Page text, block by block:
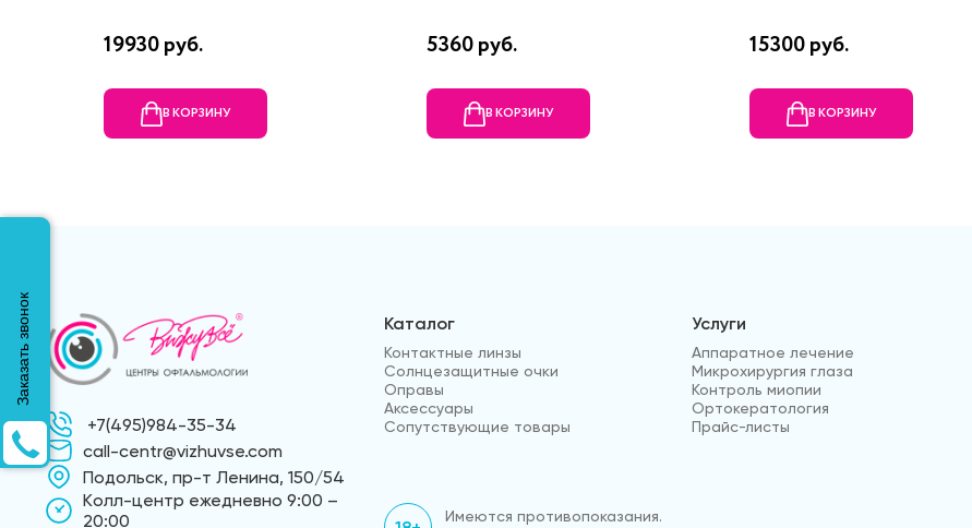
19930 руб.
В КОРЗИНУ
5360 руб.
В КОРЗИНУ
15300 руб.
В КОРЗИНУ
+7(495)984-35-34
call-centr@vizhuvse.com
Подольск, пр-т Ленина, 150/54
Kолл-центр ежедневно 9:00 –
20:00
Каталог
Контактные линзы
Солнцезащитные очки
Оправы
Аксессуары
Сопутствующие товары
Услуги
Аппаратное лечение
Микрохирургия глаза
Контроль миопии
Ортокератология
Прайс-листы
Имеются противопоказания.
Заказать звонок